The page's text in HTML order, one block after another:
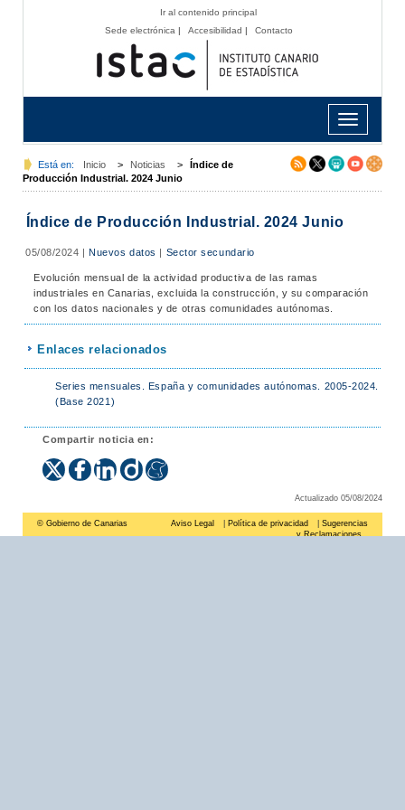
Ir al contenido principal
Sede electrónica | Accesibilidad | Contacto
Toggle
navigation
Está en: Inicio > Noticias >
Índice de
Producción Industrial. 2024 Junio
Índice de Producción Industrial. 2024 Junio
05/08/2024 |Nuevos datos | Sector secundario
Evolución mensual de la actividad productiva de las ramas
industriales en Canarias, excluida la construcción, y su comparación
con los datos nacionales y de otras comunidades autónomas.
Enlaces relacionados
Series mensuales. España y comunidades autónomas. 2005-2024.
(Base 2021)
Compartir noticia en:
Actualizado 05/08/2024
© Gobierno de Canarias Aviso Legal Política de privacidad
Sugerencias
y Reclamaciones